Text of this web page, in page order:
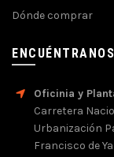
Dónde comprar
ENCUÉNTRANOS
Oficinia y
Carretera
Urbanización
Francisco de